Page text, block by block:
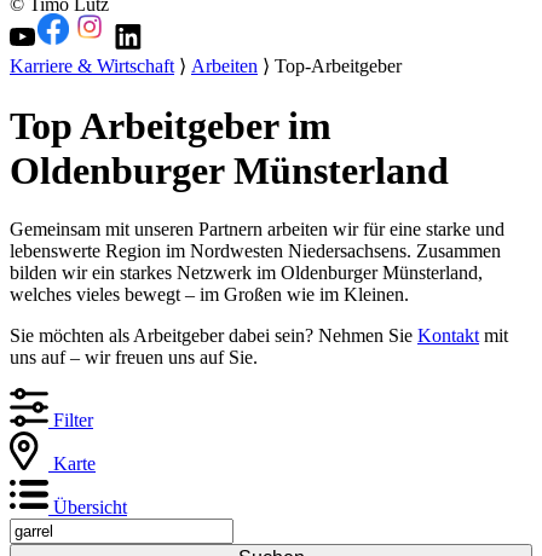
© Timo Lutz
Karriere & Wirtschaft⟩ Arbeiten ⟩ Top-Arbeitgeber
Top Arbeitgeber im
Oldenburger Münsterland
Gemeinsam mit unseren Partnern arbeiten wir für eine starke und
lebenswerte Region im Nordwesten Niedersachsens. Zusammen
bilden wir ein starkes Netzwerk im Oldenburger Münsterland,
welches vieles bewegt – im Großen wie im Kleinen.
Sie möchten als Arbeitgeber dabei sein? Nehmen Sie Kontakt mit
uns auf – wir freuen uns auf Sie.
Filter
Karte
Übersicht